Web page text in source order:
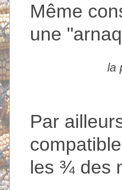
Même
une
la
Par
les ¾ des